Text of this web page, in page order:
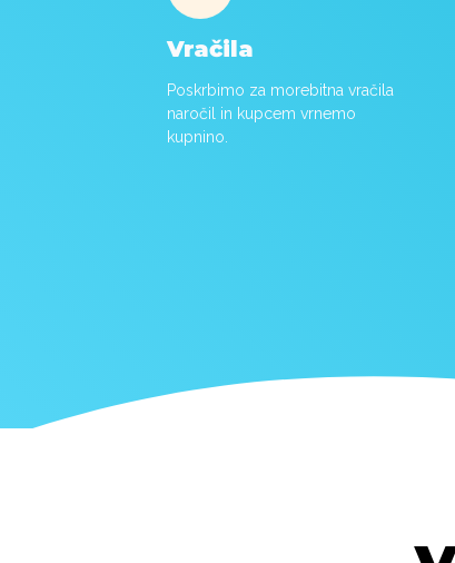
Vračila
Poskrbimo za morebitna vračila
naročil in kupcem vrnemo
kupnino.